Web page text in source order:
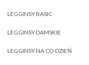
LEGGINSY BASIC
LEGGINSY DAMSKIE
LEGGINSY NA CO DZIEŃ